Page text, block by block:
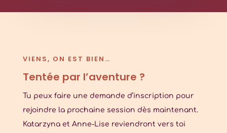
VIENS, ON EST BIEN…
Tentée par l’aventure ?
Tu peux faire une demande d’inscription pour
rejoindre la prochaine session dès maintenant.
Katarzyna et Anne-Lise reviendront vers toi